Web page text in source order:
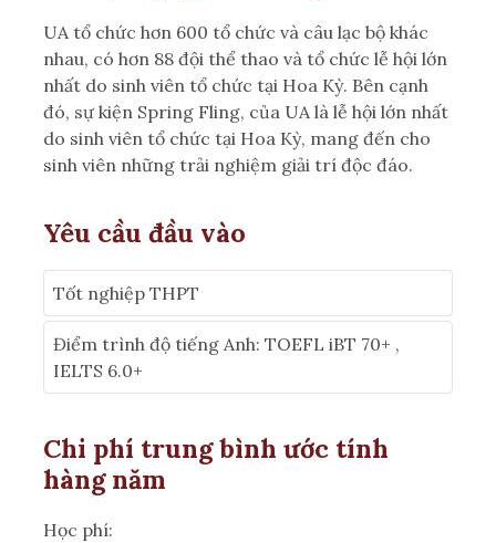
UA tổ chức hơn 600 tổ chức và câu lạc bộ khác
nhau, có hơn 88 đội thể thao và tổ chức lễ hội lớn
nhất do sinh viên tổ chức tại Hoa Kỳ. Bên cạnh
đó, sự kiện Spring Fling, của UA là lễ hội lớn nhất
do sinh viên tổ chức tại Hoa Kỳ, mang đến cho
sinh viên những trải nghiệm giải trí độc đáo.
Yêu cầu đầu vào
Tốt nghiệp THPT
Điểm trình độ tiếng Anh: TOEFL iBT 70+ ,
IELTS 6.0+
Chi phí trung bình ước tính
hàng năm
Học phí: